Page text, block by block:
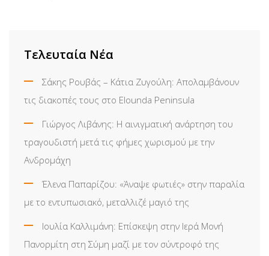
Τελευταία Νέα
Σάκης Ρουβάς – Κάτια Ζυγούλη: Απολαμβάνουν
τις διακοπές τους στο Elounda Peninsula
Γιώργος Λιβάνης: Η αινιγματική ανάρτηση του
τραγουδιστή μετά τις φήμες χωρισμού με την
Ανδρομάχη
Έλενα Παπαρίζου: «Άναψε φωτιές» στην παραλία
με το εντυπωσιακό, μεταλλιζέ μαγιό της
Ιουλία Καλλιμάνη: Επίσκεψη στην Ιερά Μονή
Πανορμίτη στη Σύμη μαζί με τον σύντροφό της